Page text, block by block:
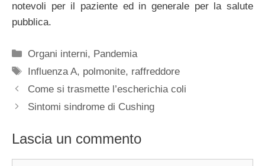
notevoli per il paziente ed in generale per la salute
pubblica.
Categorie
Organi interni, Pandemia
Tag
Influenza A, polmonite, raffreddore
Come si trasmette l’escherichia coli
Sintomi sindrome di Cushing
Lascia un commento